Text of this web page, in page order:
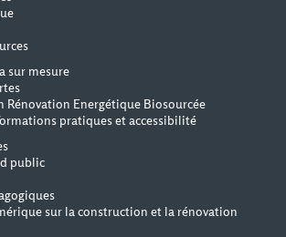
sur mesure
Rénovation Energétique Biosourcée
pratiques et accessibilité
public
sur la construction et la rénovation